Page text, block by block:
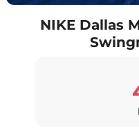
NIKE Dallas